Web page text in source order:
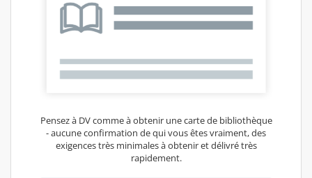
Pensez à DV comme à obtenir une carte de bibliothèque
- aucune confirmation de qui vous êtes vraiment, des
exigences très minimales à obtenir et délivré très
rapidement.